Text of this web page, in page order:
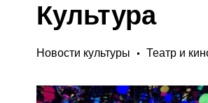
Культура
Новости культуры Театр и